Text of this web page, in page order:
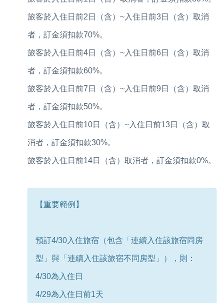
旅客於入住日前2日（含）~入住日前3日（含）取消
者，訂金須扣款70%。
旅客於入住日前4日（含）~入住日前6日（含）取消
者，訂金須扣款60%。
旅客於入住日前7日（含）~入住日前9日（含）取消
者，訂金須扣款50%。
旅客於入住日前10日（含）~入住日前13日（含）取
消者，訂金須扣款30%。
旅客於入住日前14日（含）取消者，訂金須扣款0%。
【重要範例】
預訂4/30入住旅宿（包含「連續入住該旅宿同房
型」與「連續入住該旅宿不同房型」），則：
4/30為入住日
4/29為入住日前1天